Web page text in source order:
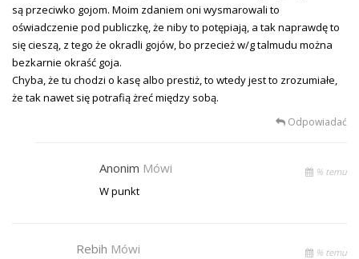
są przeciwko gojom. Moim zdaniem oni wysmarowali to
oświadczenie pod publiczkę, że niby to potępiają, a tak naprawdę to
się cieszą, z tego że okradli gojów, bo przecież w/g talmudu można
bezkarnie okraść goja.
Chyba, że tu chodzi o kasę albo prestiż, to wtedy jest to zrozumiałe,
że tak nawet się potrafią żreć między sobą.
Odpowiadać
Anonim Mówi % temu
W punkt
Rebih Mówi % temu